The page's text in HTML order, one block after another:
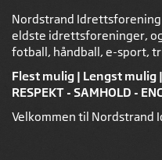
Nordstrand
eldste idrettsforeninger,
fotball, håndball, e-sport,
Flest mulig | Lengst mulig
RESPEKT - SAMHOLD -
Velkommen til Nordstrand